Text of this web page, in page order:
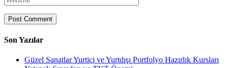
Son Yazılar
Güzel Sanatlar Yurtiçi ve Yurtdışı Portfolyo Hazırlık Kursları